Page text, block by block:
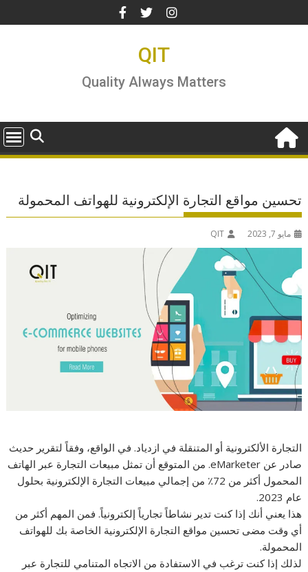
to
QIT
Quality Always Matters
تحسين مواقع التجارة الإلكترونية للهواتف المحمولة
مايو 7, 2023 QIT
التجارة الألكترونية أو المتنقلة في ازدياد. في الواقع، وفقاً لتقرير حديث
صادر عن eMarketer. من المتوقع أن تمثل مبيعات التجارة عبر الهاتف
المحمول أكثر من 72٪ من إجمالي مبيعات التجارة الإلكترونية بحلول
عام 2023.
هذا يعني أنك إذا كنت تدير نشاطاً تجارياً إلكترونياً. فمن المهم أكثر من
أي وقت مضى تحسين مواقع التجارة الإلكترونية الخاصة بك للهواتف
المحمولة.
لذلك إذا كنت ترغب في الاستفادة من الاتجاه المتنامي للتجارة عبر